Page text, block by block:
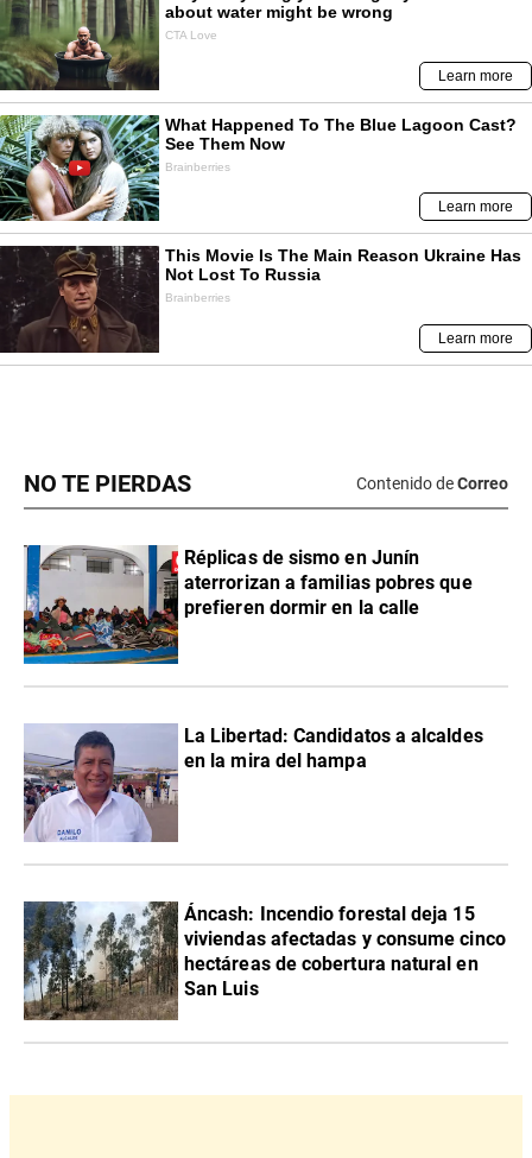
NO TE PIERDAS Contenido deCorreo
Réplicas de sismo en Junín
aterrorizan a familias pobres que
prefieren dormir en la calle
La Libertad: Candidatos a alcaldes
en la mira del hampa
Áncash: Incendio forestal deja 15
viviendas afectadas y consume cinco
hectáreas de cobertura natural en
San Luis